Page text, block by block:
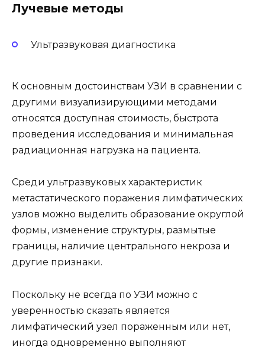
Лучевые методы
Ультразвуковая диагностика
К основным достоинствам УЗИ в сравнении с
другими визуализирующими методами
относятся доступная стоимость, быстрота
проведения исследования и минимальная
радиационная нагрузка на пациента.
Среди ультразвуковых характеристик
метастатического поражения лимфатических
узлов можно выделить образование округлой
формы, изменение структуры, размытые
границы, наличие центрального некроза и
другие признаки.
Поскольку не всегда по УЗИ можно с
уверенностью сказать является
лимфатический узел пораженным или нет,
иногда одновременно выполняют